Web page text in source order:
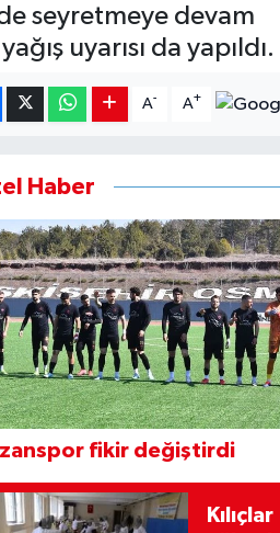
seyretmeye devam
uyarısı da yapıldı.
A- A+
Haber
fikir değiştirdi
Kılıçlar